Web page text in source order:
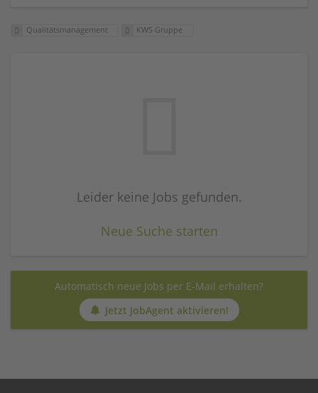
Qualitätsmanagement KWS Gruppe
Leider keine Jobs gefunden.
Neue Suche starten
Automatisch neue Jobs per E-Mail erhalten?
Jetzt JobAgent aktivieren!